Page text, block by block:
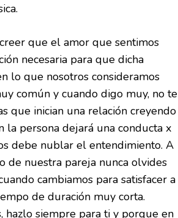
que el amor que sentimos
necesaria para que dicha
lo que nosotros consideramos
común y cuando digo muy, no te
que inician una relación creyendo
persona dejará una conducta x
debe nublar el entendimiento. A
de nuestra pareja nunca olvides
cambiamos para satisfacer a
de duración muy corta.
hazlo siempre para ti y porque en